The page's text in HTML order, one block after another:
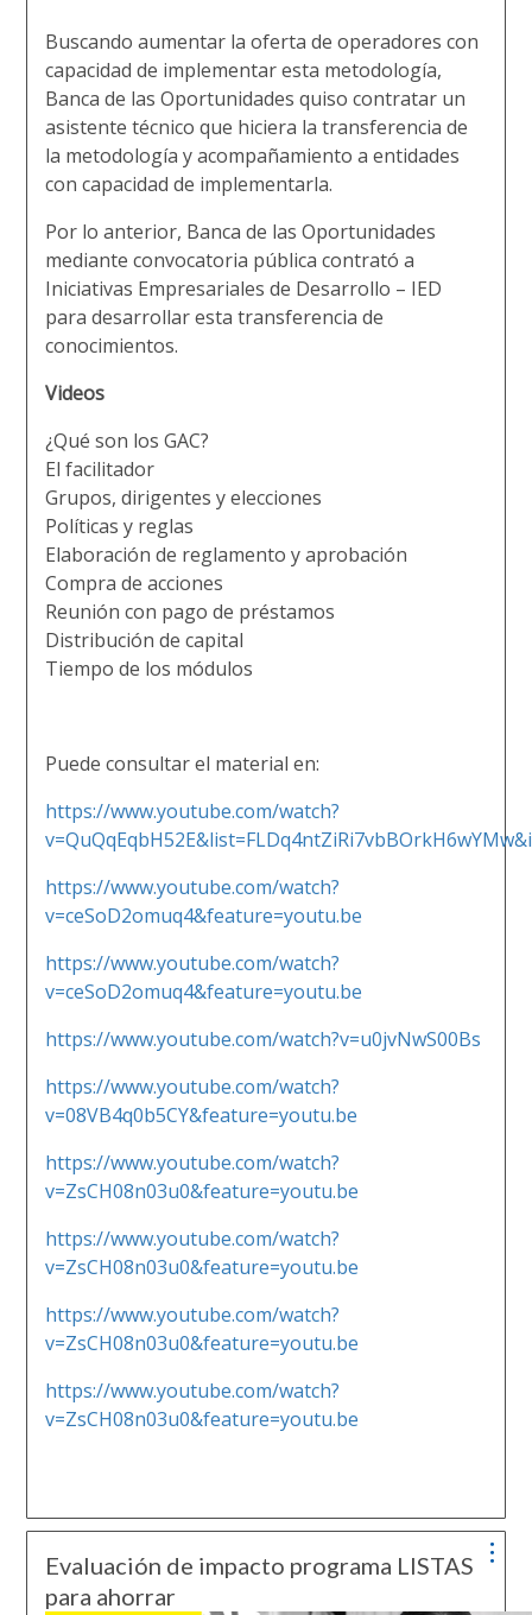
Buscando aumentar la oferta de operadores con
capacidad de implementar esta metodología,
Banca de las Oportunidades quiso contratar un
asistente técnico que hiciera la transferencia de
la metodología y acompañamiento a entidades
con capacidad de implementarla.
Por lo anterior, Banca de las Oportunidades
mediante convocatoria pública contrató a
Iniciativas Empresariales de Desarrollo – IED
para desarrollar esta transferencia de
conocimientos.
Videos
¿Qué son los GAC?
El facilitador
Grupos, dirigentes y elecciones
Políticas y reglas
Elaboración de reglamento y aprobación
Compra de acciones
Reunión con pago de préstamos
Distribución de capital
Tiempo de los módulos
Puede consultar el material en:
https://www.youtube.com/watch?
https://www.youtube.com/watch?
v=ceSoD2omuq4&feature=youtu.be
https://www.youtube.com/watch?
v=ceSoD2omuq4&feature=youtu.be
https://www.youtube.com/watch?v=u0jvNwS00Bs
https://www.youtube.com/watch?
v=08VB4q0b5CY&feature=youtu.be
https://www.youtube.com/watch?
v=ZsCH08n03u0&feature=youtu.be
https://www.youtube.com/watch?
v=ZsCH08n03u0&feature=youtu.be
https://www.youtube.com/watch?
v=ZsCH08n03u0&feature=youtu.be
https://www.youtube.com/watch?
v=ZsCH08n03u0&feature=youtu.be
Evaluación de impacto programa LISTAS
para ahorrar